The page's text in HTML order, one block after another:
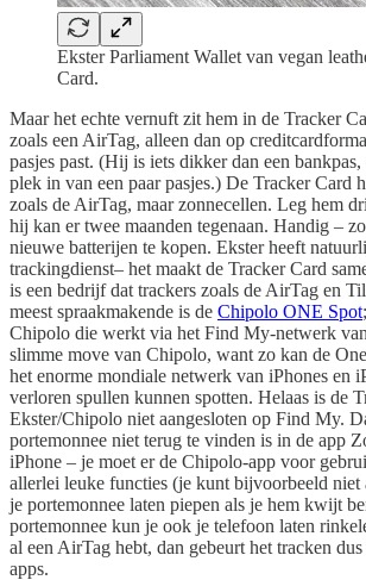
Ekster Parliament Wallet van vegan
Card.
Maar het echte vernuft zit hem in de Tracker
zoals een AirTag, alleen dan op
pasjes past. (Hij is iets dikker dan een
plek in van een paar pasjes.) De Tracker Card
zoals de AirTag, maar zonnecellen. Leg hem
hij kan er twee maanden tegenaan. Handig –
nieuwe batterijen te kopen. Ekster heeft
trackingdienst– het maakt de Tracker Card
is een bedrijf dat trackers zoals de AirTag en
meest spraakmakende is de Chipolo ONE Spot
Chipolo die werkt via het Find My-netwerk
slimme move van Chipolo, want zo kan de
het enorme mondiale netwerk van iPhones en
verloren spullen kunnen spotten. Helaas is de
Ekster/Chipolo niet aangesloten op Find My.
portemonnee niet terug te vinden is in de app
iPhone – je moet er de Chipolo-app voor
allerlei leuke functies (je kunt bijvoorbeeld niet
je portemonnee laten piepen als je hem kwijt
portemonnee kun je ook je telefoon laten
al een AirTag hebt, dan gebeurt het tracken
apps.